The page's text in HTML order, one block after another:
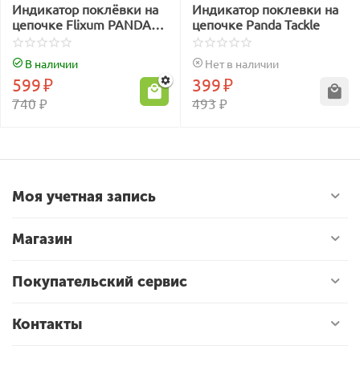
Индикатор поклёвки на
цепочке Flixum PANDA
TACKLE
В наличии
740₽
599₽
Индикатор поклевки на
цепочке Panda Tackle
Нет в наличии
493₽
399₽
Моя учетная запись
Магазин
Покупательский сервис
Контакты